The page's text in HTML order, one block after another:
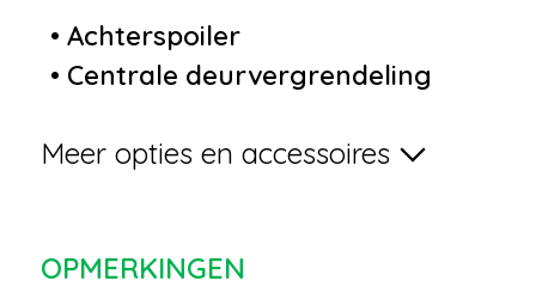
• Achterspoiler
• Centrale deurvergrendeling
•Dakspoiler
•Elektronisch Sper Differentieel
Meer opties en accessoires
OPMERKINGEN